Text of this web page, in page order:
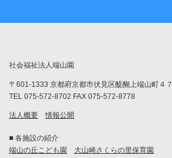
社会福祉法人端山園
〒601-1333 京都府京都市伏見区醍醐上端山町４７
TEL 075-572-8702 FAX 075-572-8778
法人概要 情報公開
■ 各施設の紹介
端山の丘こども園
大山崎さくらの里保育園